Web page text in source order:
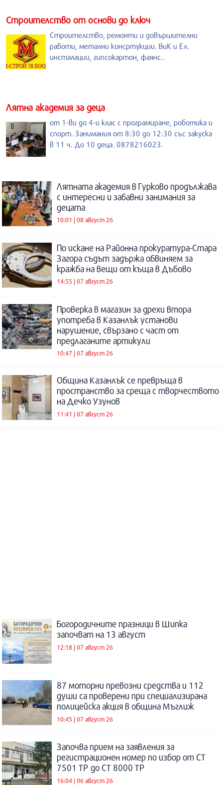
Строителство от основи до ключ
Строителство, ремонти и довършителни
работи, метални консртукции. ВиК и Ел.
инсталации, гипсокартон, фаянс..
Лятна академия за деца
от 1-ви до 4-и клас с програмиране, роботика и
спорт. Занимания от 8:30 до 12:30 със закуска
в 11 ч. До 10 деца. 0878216023.
Лятната академия в Гурково продължава
с интересни и забавни занимания за
децата
10:01 | 08 август 26
По искане на Районна прокуратура-Стара
Загора съдът задържа обвиняем за
кражба на вещи от къща в Дъбово
14:55 | 07 август 26
Проверка в магазин за дрехи втора
употреба в Казанлък установи
нарушение, свързано с част от
предлаганите артикули
10:47 | 07 август 26
Община Казанлък се превръща в
пространство за среща с творчеството
на Дечко Узунов
11:41 | 07 август 26
Богородичните празници в Шипка
започват на 13 август
12:18 | 07 август 26
87 моторни превозни средства и 112
души са проверени при специализирана
полицейска акция в община Мъглиж
10:45 | 07 август 26
Започва прием на заявления за
регистрационен номер по избор от СТ
7501 ТР до СТ 8000 ТР
16:04 | 06 август 26